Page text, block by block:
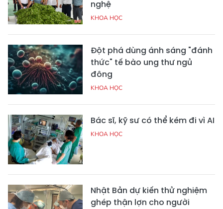
nghệ
KHOA HỌC
Đột phá dùng ánh sáng "đánh
thức" tế bào ung thư ngủ
đông
KHOA HỌC
Bác sĩ, kỹ sư có thể kém đi vì AI
KHOA HỌC
Nhật Bản dự kiến thử nghiệm
ghép thận lợn cho người